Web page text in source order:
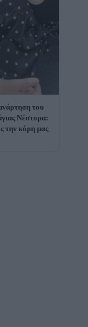
του
Νέστορα:
την κόρη μας